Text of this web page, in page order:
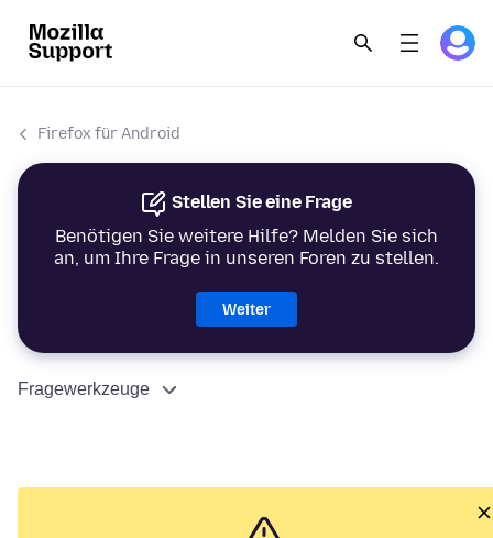
Firefox für Android
Stellen Sie eine Frage
Benötigen Sie weitere Hilfe? Melden Sie sich
an, um Ihre Frage in unseren Foren zu stellen.
Weiter
Fragewerkzeuge